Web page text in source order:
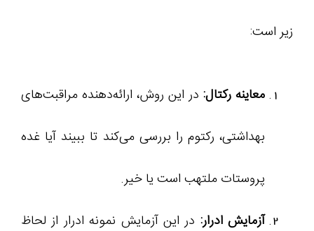
زیر است:
معاینه رکتال: در این روش، ارائه‌دهنده مراقبت‌های
بهداشتی، رکتوم را بررسی می‌کند تا ببیند آیا غده
پروستات ملتهب است یا خیر.
آزمایش ادرار: در این آزمایش نمونه ادرار از لحاظ